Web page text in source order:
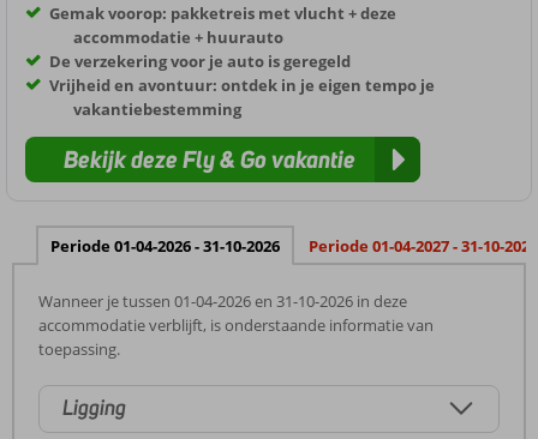
Gemak voorop: pakketreis met vlucht + deze
accommodatie + huurauto
De verzekering voor je auto is geregeld
Vrijheid en avontuur: ontdek in je eigen tempo je
vakantiebestemming
Bekijk deze Fly & Go vakantie
Periode 01-04-2026 - 31-10-2026 Periode 01-04-2027 - 31-10-2027
Wanneer je tussen 01-04-2026 en 31-10-2026 in deze
accommodatie verblijft, is onderstaande informatie van
toepassing.
Ligging